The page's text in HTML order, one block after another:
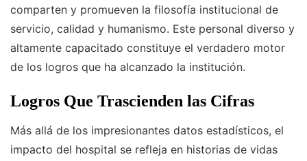
comparten y promueven la filosofía institucional de
servicio, calidad y humanismo. Este personal diverso y
altamente capacitado constituye el verdadero motor
de los logros que ha alcanzado la institución.
Logros Que Trascienden las Cifras
Más allá de los impresionantes datos estadísticos, el
impacto del hospital se refleja en historias de vidas